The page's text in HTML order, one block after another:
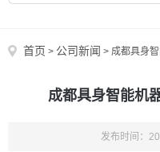
首页 > 公司新闻 > 成都具身
成都具身智能机
发布时间：